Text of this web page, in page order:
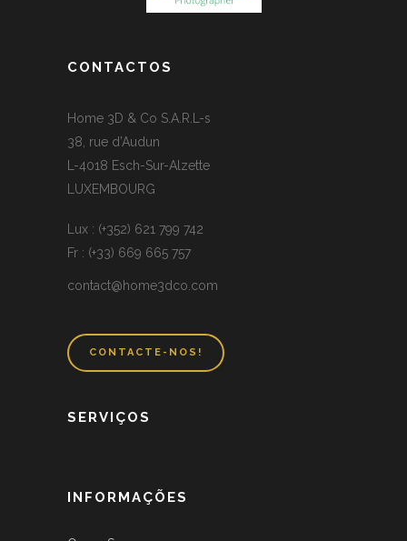
CONTACTOS
Home 3D & Co S.A.R.L-s
38, rue d’Audun
L-4018 Esch-Sur-Alzette
LUXEMBOURG
Lux : (+352) 621 799 742
Fr : (+33) 669 665 757
contact@home3dco.com
CONTACTE-NOS!
SERVIÇOS
INFORMAÇÕES